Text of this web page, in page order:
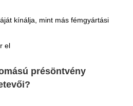
kínálja, mint más fémgyártási
el
présöntvény